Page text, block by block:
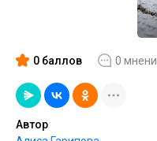
0 баллов 0
Автор